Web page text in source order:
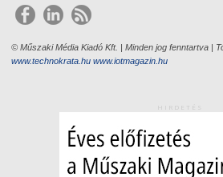
© Műszaki Média Kiadó Kft. | Minden jog fenntartva |
www.technokrata.hu www.iotmagazin.hu
HIRDETÉS